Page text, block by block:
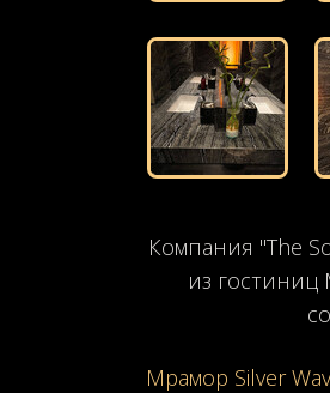
Компания "The
из
Мрамор Silver